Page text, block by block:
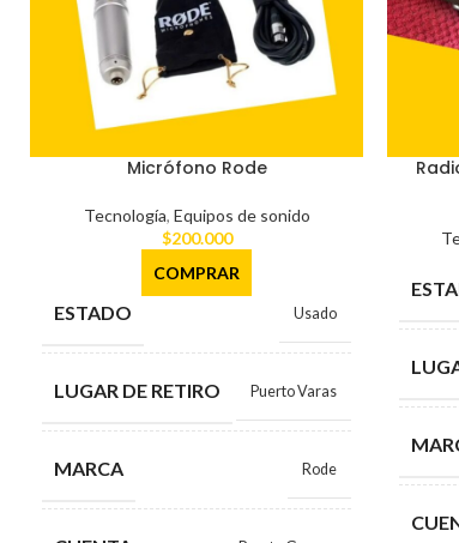
Micrófono Rode
Tecnología, Equipos de sonido
$200.000
COMPRAR
ESTADO Usado
LUGAR DE RETIRO Puerto Varas
MARCA Rode